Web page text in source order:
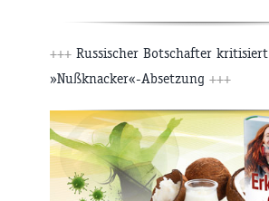
+++ Russischer Botschafter kritisiert
»Nußknacker«-Absetzung +++